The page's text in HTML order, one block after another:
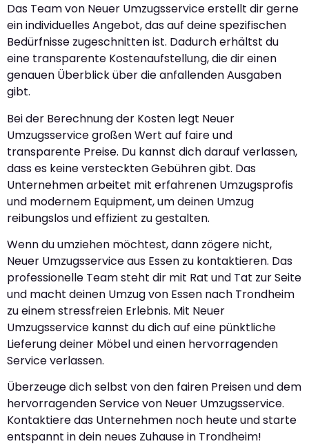
Das Team von Neuer Umzugsservice erstellt dir gerne
ein individuelles Angebot, das auf deine spezifischen
Bedürfnisse zugeschnitten ist. Dadurch erhältst du
eine transparente Kostenaufstellung, die dir einen
genauen Überblick über die anfallenden Ausgaben
gibt.
Bei der Berechnung der Kosten legt Neuer
Umzugsservice großen Wert auf faire und
transparente Preise. Du kannst dich darauf verlassen,
dass es keine versteckten Gebühren gibt. Das
Unternehmen arbeitet mit erfahrenen Umzugsprofis
und modernem Equipment, um deinen Umzug
reibungslos und effizient zu gestalten.
Wenn du umziehen möchtest, dann zögere nicht,
Neuer Umzugsservice aus Essen zu kontaktieren. Das
professionelle Team steht dir mit Rat und Tat zur Seite
und macht deinen Umzug von Essen nach Trondheim
zu einem stressfreien Erlebnis. Mit Neuer
Umzugsservice kannst du dich auf eine pünktliche
Lieferung deiner Möbel und einen hervorragenden
Service verlassen.
Überzeuge dich selbst von den fairen Preisen und dem
hervorragenden Service von Neuer Umzugsservice.
Kontaktiere das Unternehmen noch heute und starte
entspannt in dein neues Zuhause in Trondheim!